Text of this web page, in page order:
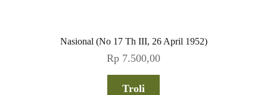
Nasional (No 17 Th III, 26 April 1952)
Rp 7.500,00
Troli